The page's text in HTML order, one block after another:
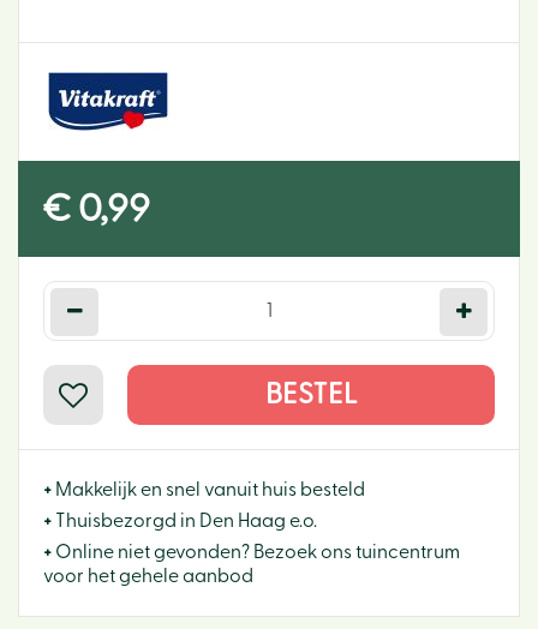
€ 0,99
+ Makkelijk en snel vanuit huis besteld
+ Thuisbezorgd in Den Haag e.o.
+ Online niet gevonden? Bezoek ons tuincentrum
voor het gehele aanbod